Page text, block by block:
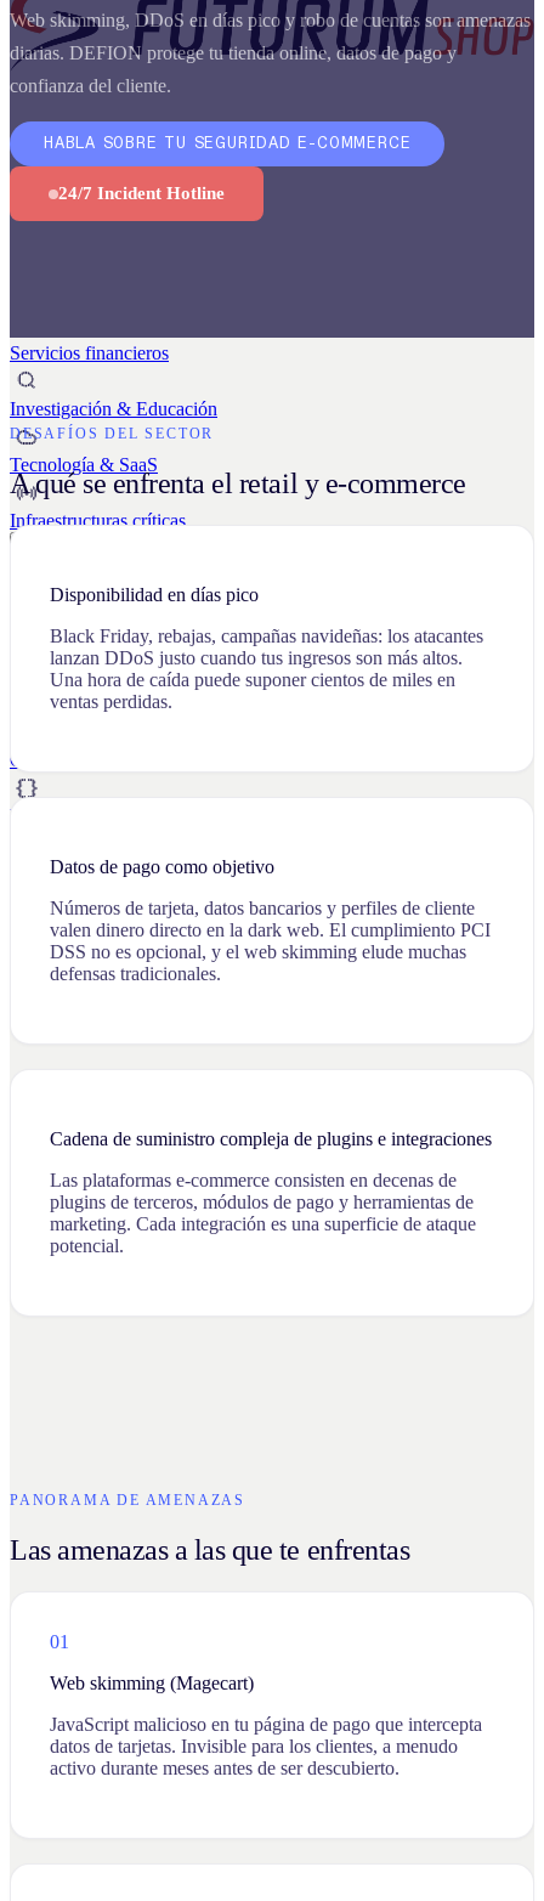
Business Continuity Services
Business Continuity & Recovery
Sectores
Industria & Manufactura
Servicios financieros
Investigación & Educación
Tecnología & SaaS
Infraestructuras críticas
Noticias
Últimas noticias y alianzas
Clientes
Blog
Research Labs
Glosario
Sobre nosotros Trabaja con nosotros
NLESCA
Web skimming, DDoS en días pico y robo de cuentas son amenazas
diarias. DEFION protege tu tienda online, datos de pago y
confianza del cliente.
HABLA SOBRE TU SEGURIDAD E-COMMERCE
24/7 Incident Hotline
DESAFÍOS DEL SECTOR
A qué se enfrenta el retail y e-commerce
Disponibilidad en días pico
Black Friday, rebajas, campañas navideñas: los atacantes
lanzan DDoS justo cuando tus ingresos son más altos.
Una hora de caída puede suponer cientos de miles en
ventas perdidas.
Datos de pago como objetivo
Números de tarjeta, datos bancarios y perfiles de cliente
valen dinero directo en la dark web. El cumplimiento PCI
DSS no es opcional, y el web skimming elude muchas
defensas tradicionales.
Cadena de suministro compleja de plugins e integraciones
Las plataformas e-commerce consisten en decenas de
plugins de terceros, módulos de pago y herramientas de
marketing. Cada integración es una superficie de ataque
potencial.
PANORAMA DE AMENAZAS
Las amenazas a las que te enfrentas
01
Web skimming (Magecart)
JavaScript malicioso en tu página de pago que intercepta
datos de tarjetas. Invisible para los clientes, a menudo
activo durante meses antes de ser descubierto.